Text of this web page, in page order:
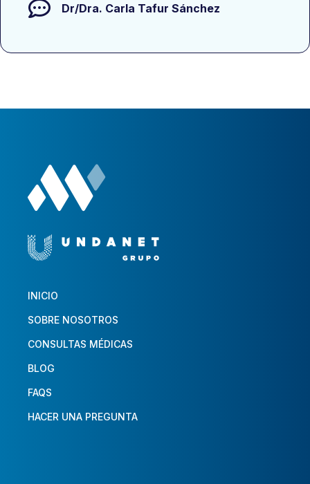
Dr/Dra. Carla Tafur Sánchez
INICIO
SOBRE NOSOTROS
CONSULTAS MÉDICAS
BLOG
FAQS
HACER UNA PREGUNTA